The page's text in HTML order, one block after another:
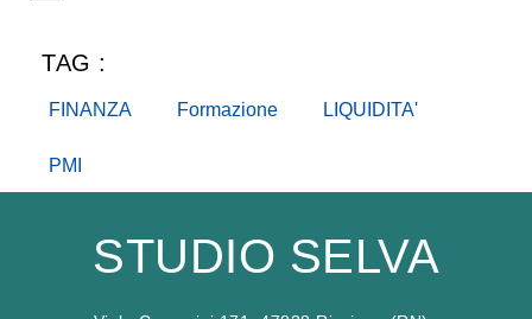
TAG :
FINANZA Formazione LIQUIDITA'
PMI
STUDIO SELVA